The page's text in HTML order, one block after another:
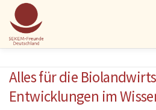
AKTUELLES PROJEKTE ÜBER UNS
Alles für die
Entwicklungen im